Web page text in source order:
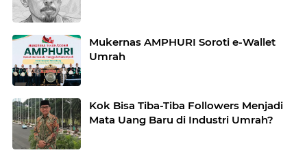
Mukernas AMPHURI Soroti e-Wallet
Umrah
Kok Bisa Tiba-Tiba Followers Menjadi
Mata Uang Baru di Industri Umrah?